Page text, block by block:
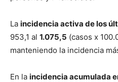
La incidencia activa de los
953,1 al 1.075,5 (casos x
manteniendo la incidencia
En la incidencia acumulada